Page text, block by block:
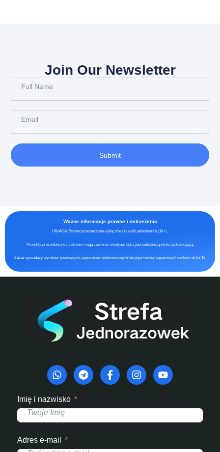
Join Our Newsletter
Submit
Ważne informacje prawne i ostrzeżenia
UWAGA: Strona przeznaczona wyłącznie dla osób pełnoletnich (18+).
Produkty prezentowane na stronie mogą zawierać nikotynę, która jest substancją silnie uzależniającą.
Zakaz sprzedaży wyrobów tytoniowych, papierosów elektronicznych lub pojemników zapasowych osobom do lat 18.
Imię i nazwisko
Adres e-mail